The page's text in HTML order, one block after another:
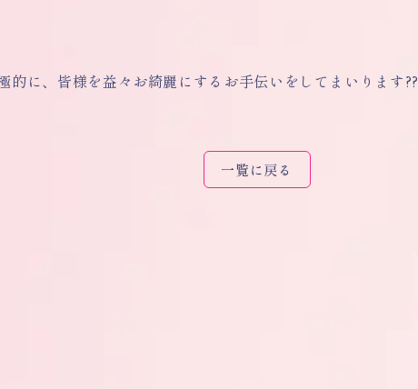
的に、皆様を益々お綺麗にするお手伝いをしてまいります??
一覧に戻る